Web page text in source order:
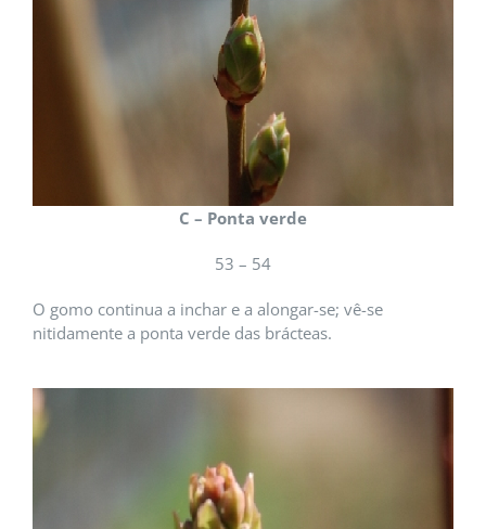
C – Ponta verde
53 – 54
O gomo continua a inchar e a alongar-se; vê-se
nitidamente a ponta verde das brácteas.